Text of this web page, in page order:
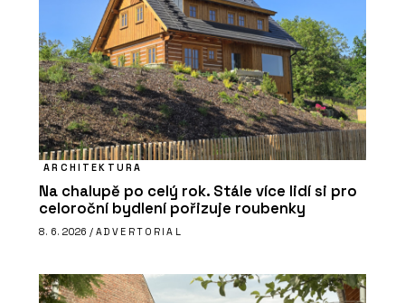
ARCHITEKTURA
Na chalupě po celý rok. Stále více lidí si pro
celoroční bydlení pořizuje roubenky
8. 6. 2026 / ADVERTORIAL